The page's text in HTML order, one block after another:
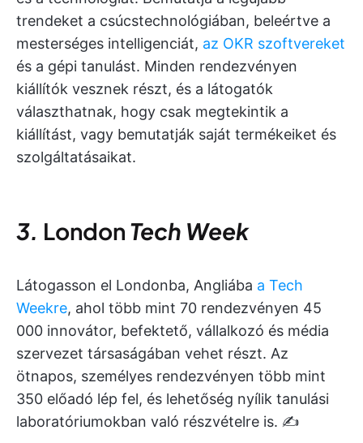
trendeket a csúcstechnológiában, beleértve a
mesterséges intelligenciát, az OKR szoftvereket
és a gépi tanulást. Minden rendezvényen
kiállítók vesznek részt, és a látogatók
választhatnak, hogy csak megtekintik a
kiállítást, vagy bemutatják saját termékeiket és
szolgáltatásaikat.
3. London Tech Week
Látogasson el Londonba, Angliába a Tech
Weekre, ahol több mint 70 rendezvényen 45
000 innovátor, befektető, vállalkozó és média
szervezet társaságában vehet részt. Az
ötnapos, személyes rendezvényen több mint
350 előadó lép fel, és lehetőség nyílik tanulási
laboratóriumokban való részvételre is. ✍️